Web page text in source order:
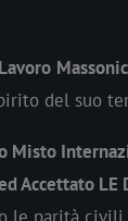
Lavoro
del suo
Misto
Accettato LE